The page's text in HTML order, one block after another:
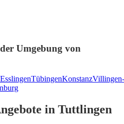
Umgebung von
EsslingenTübingenKonstanzVillingen-
in Tuttlingen